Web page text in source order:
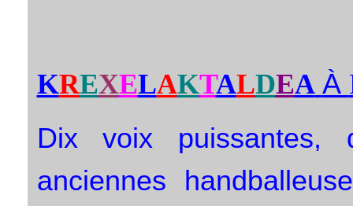
KREXELAKTALDEA À
Dix voix puissantes,
anciennes